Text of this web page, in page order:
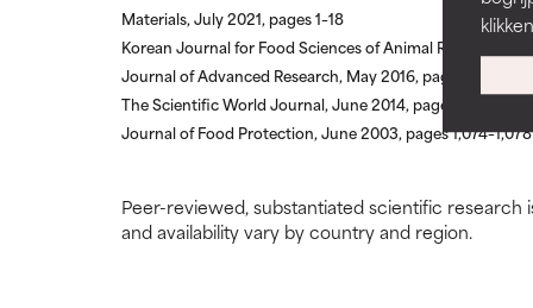
Materials, July 2021, pages 1–18
Korean Journal for Food Sciences of Animal Resources,
Journal of Advanced Research, May 2016, pages 499–514
The Scientific World Journal, June 2014, pages 1–11
Journal of Food Protection, June 2003, pages 1,074–1,078
Peer-reviewed, substantiated scientific
and availability vary by country and region.
De kans op
andere
SLECHTSTE
Kan irritatie,
GEEN
De kans op
andere
SLECHTSTE
Kan irritatie,
GEEN